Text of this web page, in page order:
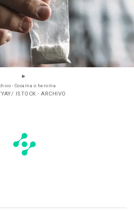
- Cocaína o heroína
ISTOCK - ARCHIVO